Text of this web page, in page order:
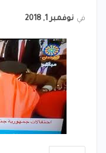
في نوفمبر 1, 2018